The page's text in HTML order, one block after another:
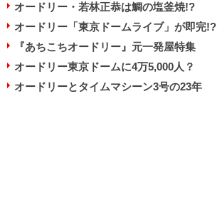
オードリー・若林正恭は鯛の塩釜焼!?
オードリー「東京ドームライブ」が即完!?
『あちこちオードリー』元一発屋特集
オードリー東京ドームに4万5,000人？
オードリーとタイムマシーン3号の23年